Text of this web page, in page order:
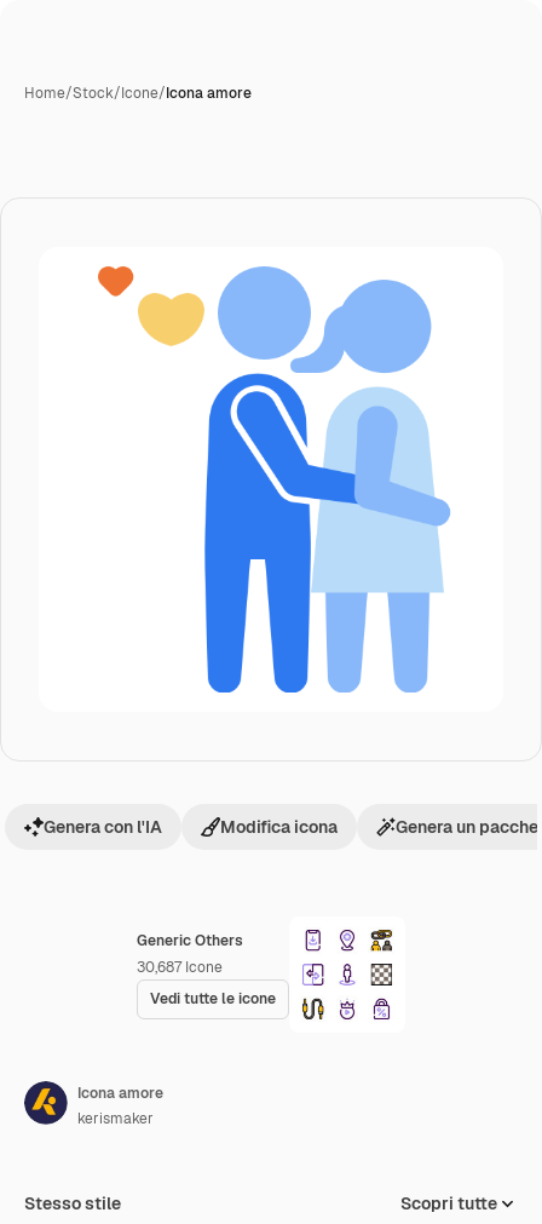
Home/Stock/Icone/Icona amore
Generic Others
30,687 Icone
Vedi tutte le icone
Genera con l'IA Modifica icona Genera un
Icona amore
kerismaker
Stesso stile Scopri tutte